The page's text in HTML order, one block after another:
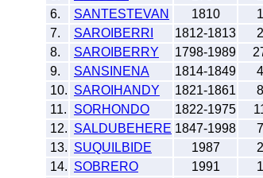
6.
SANTESTEVAN 1810
1
7.
SAROIBERRI 1812-1813
2
8.
SAROIBERRY 1798-1989
9.
SANSINENA 1814-1849
4
10. SAROIHANDY 1821-1861
8
11.
SORHONDO 1822-1975
12. SALDUBEHERE 1847-1998
7
13. SUQUILBIDE 1987
2
14. SOBRERO 1991
1